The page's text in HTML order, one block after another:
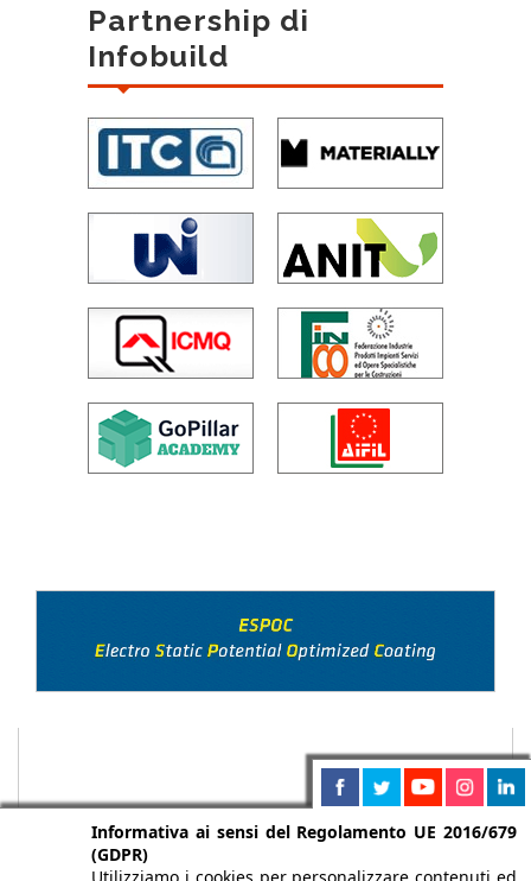
Partnership di
Infobuild
Informativa ai sensi del Regolamento UE 2016/679
(GDPR)